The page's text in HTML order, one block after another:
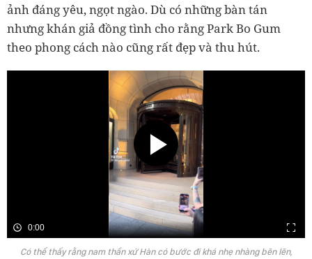
ảnh đáng yêu, ngọt ngào. Dù có những bàn tán
nhưng khán giả đồng tình cho rằng Park Bo Gum
theo phong cách nào cũng rất đẹp và thu hút.
0:00
Có thể thấy rằng nam thần xứ Hàn có bước đi khá nhẹ nhàng bẽn lẽn,